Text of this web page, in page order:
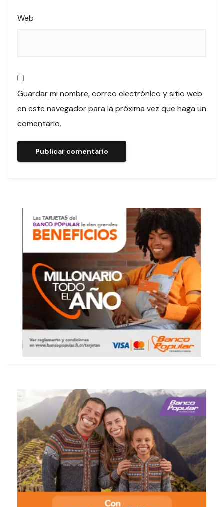
Web
Guardar mi nombre, correo electrónico y sitio web
en este navegador para la próxima vez que haga un
comentario.